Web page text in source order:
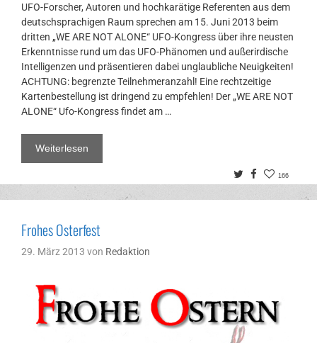
UFO-Forscher, Autoren und hochkarätige Referenten aus dem
deutschsprachigen Raum sprechen am 15. Juni 2013 beim
dritten „WE ARE NOT ALONE“ UFO-Kongress über ihre neusten
Erkenntnisse rund um das UFO-Phänomen und außerirdische
Intelligenzen und präsentieren dabei unglaubliche Neuigkeiten!
ACHTUNG: begrenzte Teilnehmeranzahl! Eine rechtzeitige
Kartenbestellung ist dringend zu empfehlen! Der „WE ARE NOT
ALONE“ Ufo-Kongress findet am …
Weiterlesen
TwitterFacebook
166
Frohes Osterfest
29. März 2013 von Redaktion